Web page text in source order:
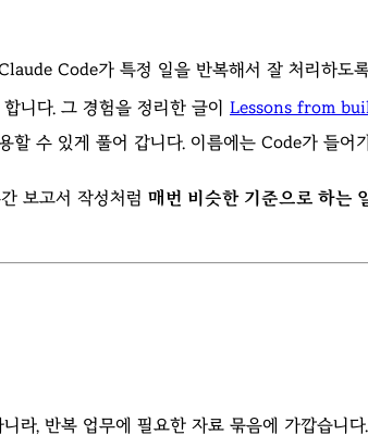
Code가 특정 일을 반복해서 잘 처리하도
니다. 그 경험을 정리한 글이 Lessons from
수 있게 풀어 갑니다. 이름에는 Code가 들어
보고서 작성처럼 매번 비슷한 기준으로 하는
라, 반복 업무에 필요한 자료 묶음에 가깝습니다.